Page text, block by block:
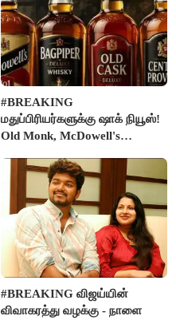
#BREAKING
மதுப்பிரியர்களுக்கு ஷாக் நியூஸ்!
Old Monk, McDowell's
FSSAI தடை
#BREAKING விஜய்யின்
விவாகரத்து வழக்கு - நாளை